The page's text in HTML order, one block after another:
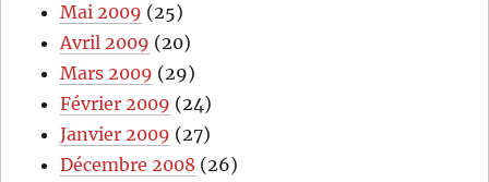
Mai 2009 (25)
Avril 2009 (20)
Mars 2009 (29)
Février 2009 (24)
Janvier 2009 (27)
Décembre 2008 (26)